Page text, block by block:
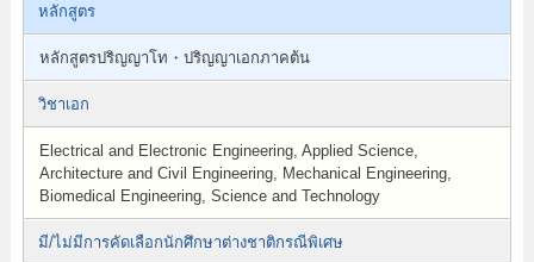
หลักสูตร
หลักสูตรปริญญาโท・ปริญญาเอกภาคต้น
วิชาเอก
Electrical and Electronic Engineering, Applied Science,
Architecture and Civil Engineering, Mechanical Engineering,
Biomedical Engineering, Science and Technology
มี/ไม่มีการคัดเลือกนักศึกษาต่างชาติกรณีพิเศษ